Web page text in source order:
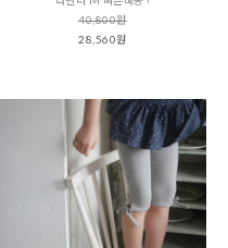
40,800원
28,560원